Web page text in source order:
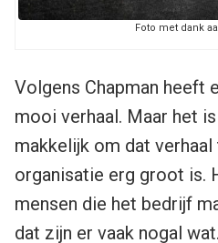
Foto met dank
Volgens Chapman heeft
mooi verhaal. Maar het
makkelijk om dat
organisatie erg groot is.
mensen die het bedrijf
dat zijn er vaak nogal